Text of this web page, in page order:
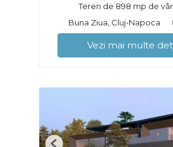
Teren de 898 mp de
Buna Ziua, Cluj-Napoca
Vezi mai multe